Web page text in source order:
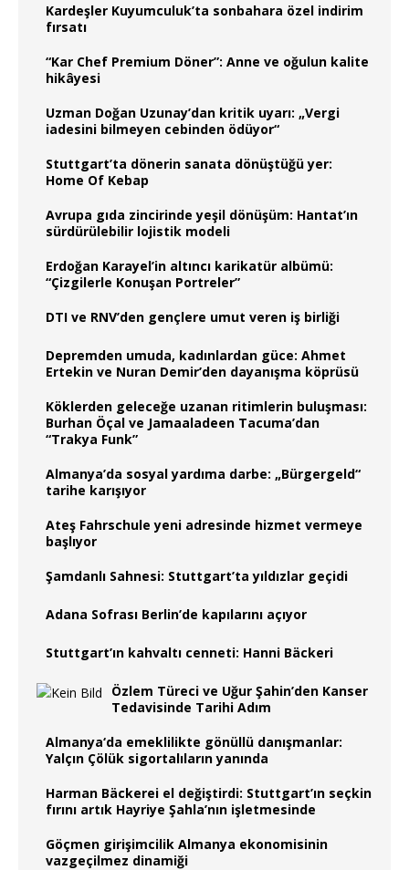
Kardeşler Kuyumculuk’ta sonbahara özel indirim
fırsatı
“Kar Chef Premium Döner”: Anne ve oğulun kalite
hikâyesi
Uzman Doğan Uzunay’dan kritik uyarı: „Vergi
iadesini bilmeyen cebinden ödüyor“
Stuttgart’ta dönerin sanata dönüştüğü yer:
Home Of Kebap
Avrupa gıda zincirinde yeşil dönüşüm: Hantat’ın
sürdürülebilir lojistik modeli
Erdoğan Karayel’in altıncı karikatür albümü:
“Çizgilerle Konuşan Portreler”
DTI ve RNV’den gençlere umut veren iş birliği
Depremden umuda, kadınlardan güce: Ahmet
Ertekin ve Nuran Demir’den dayanışma köprüsü
Köklerden geleceğe uzanan ritimlerin buluşması:
Burhan Öçal ve Jamaaladeen Tacuma’dan
“Trakya Funk”
Almanya’da sosyal yardıma darbe: „Bürgergeld“
tarihe karışıyor
Ateş Fahrschule yeni adresinde hizmet vermeye
başlıyor
Şamdanlı Sahnesi: Stuttgart’ta yıldızlar geçidi
Adana Sofrası Berlin’de kapılarını açıyor
Stuttgart’ın kahvaltı cenneti: Hanni Bäckeri
Özlem Türeci ve Uğur Şahin’den Kanser
Tedavisinde Tarihi Adım
Almanya‘da emeklilikte gönüllü danışmanlar:
Yalçın Çölük sigortalıların yanında
Harman Bäckerei el değiştirdi: Stuttgart’ın seçkin
fırını artık Hayriye Şahla’nın işletmesinde
Göçmen girişimcilik Almanya ekonomisinin
vazgeçilmez dinamiği